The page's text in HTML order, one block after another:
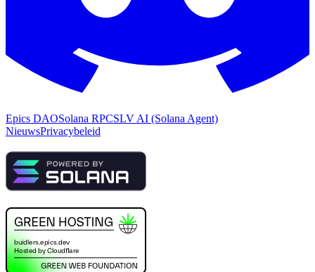
Epics DAOSolana RPCSLV AI (Solana Agent)
NieuwsPrivacybeleid